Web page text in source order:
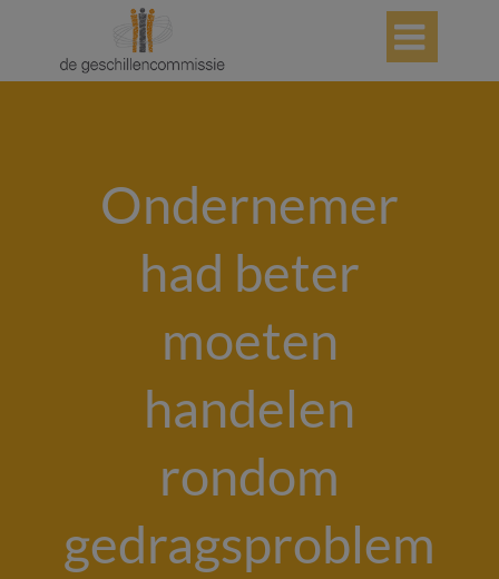

Ondernemer
had beter
moeten
handelen
rondom
gedragsproblem